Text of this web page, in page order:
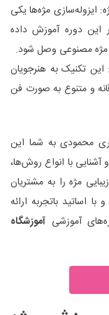
ایزوله‌سازی مژه‌ها یکی
دوره آموزش داده
مژه مصنوعی وصل شود.
تکنیک به هنرجویان
و متنوع به‌ صورت فن
محمودی به شما این
با انواع روش‌ها،
مژه را به مشتریان
اساتید باتجربه ارائه
آموزشی آموزشگاه